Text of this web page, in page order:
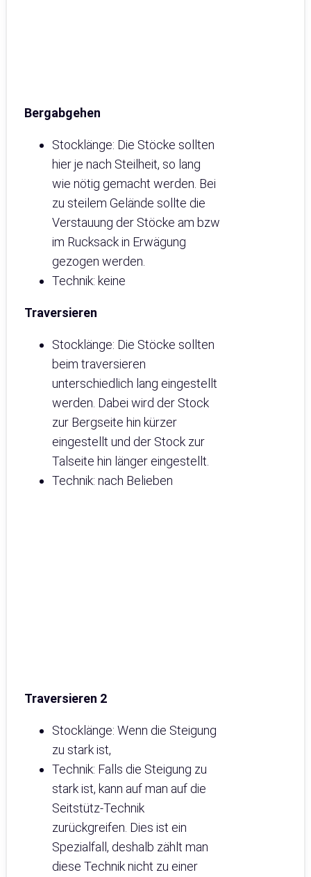
Bergabgehen
Stocklänge: Die Stöcke sollten
hier je nach Steilheit, so lang
wie nötig gemacht werden. Bei
zu steilem Gelände sollte die
Verstauung der Stöcke am bzw
im Rucksack in Erwägung
gezogen werden.
Technik: keine
Traversieren
Stocklänge: Die Stöcke sollten
beim traversieren
unterschiedlich lang eingestellt
werden. Dabei wird der Stock
zur Bergseite hin kürzer
eingestellt und der Stock zur
Talseite hin länger eingestellt.
Technik: nach Belieben
Traversieren 2
Stocklänge: Wenn die Steigung
zu stark ist,
Technik: Falls die Steigung zu
stark ist, kann auf man auf die
Seitstütz-Technik
zurückgreifen. Dies ist ein
Spezialfall, deshalb zählt man
diese Technik nicht zu einer